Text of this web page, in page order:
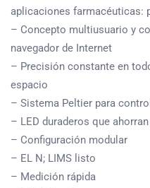
aplicaciones farmacéuticas:
– Concepto multiusuario y
navegador de Internet
– Precisión constante en
espacio
– Sistema Peltier para
– LED duraderos que
– Configuración modular
– EL N; LIMS listo
– Medición rápida